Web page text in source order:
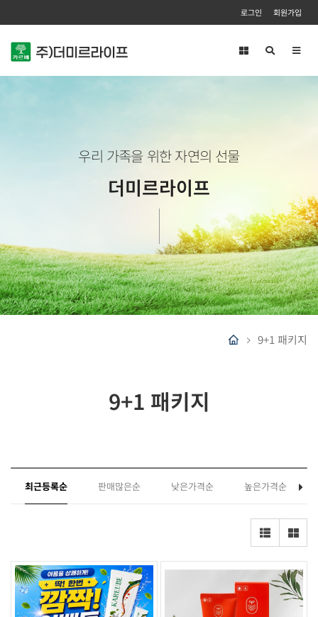
로그인 회원가입
우리 가족을 위한 자연의 선물
더미르라이프
9+1 패키지
9+1 패키지
최근등록순 판매많은순 낮은가격순 높은가격순